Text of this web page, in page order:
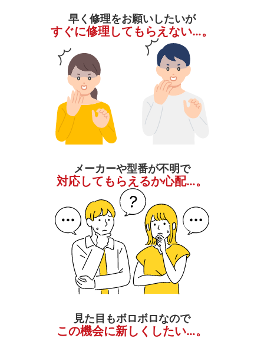
早く修理をお願いしたいが
すぐに修理してもらえない…。
メーカーや型番が不明で
対応してもらえるか心配…。
見た目もボロボロなので
この機会に新しくしたい…。